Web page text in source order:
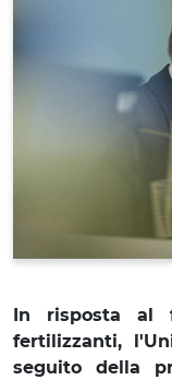
In risposta al
fertilizzanti,
seguito della